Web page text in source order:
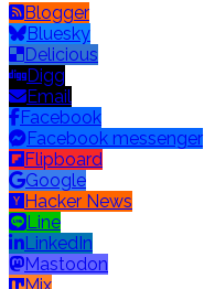
Blogger
Bluesky
Delicious
Digg
Email
Facebook
Facebook messenger
Flipboard
Google
Hacker News
Line
LinkedIn
Mastodon
Mix